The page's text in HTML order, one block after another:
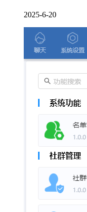
2025-6-20